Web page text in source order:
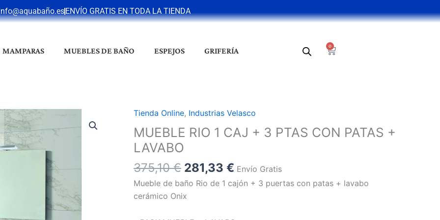
ENVÍO GRATIS EN TODA LA TIENDA
MAMPARAS MUEBLES DE BAÑO ESPEJOS GRIFERÍA
0
Cart
Tienda Online, Industrias Velasco
MUEBLE RIO 1 CAJ + 3 PTAS CON PATAS +
LAVABO
375,10€ 281,33 € Envío Gratis
Mueble de baño Rio de 1 cajón + 3 puertas con patas + lavabo
cerámico Onix
El
precio
original
375,10 €.
El
precio
actual
281,33 €.
MUEBLE
RIO
1
CAJ
+
3
PTAS
PATAS